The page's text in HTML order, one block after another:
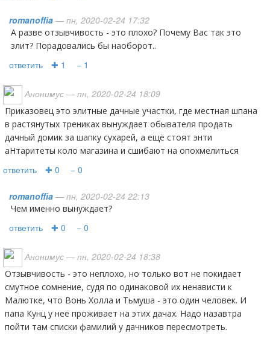
romanoffia — пн, 2020-02-24 17:32
А разве отзывчивость - это плохо? Почему Вас так это
злит? Порадовались бы наоборот..
ответить ✚ 1 − 1
Анонимус — пн, 2020-02-24 18:09
Приказовец это элитные дачные участки, где местная шпана
в растянутых трениках вынуждает обывателя продать
дачный домик за шапку сухарей, а ещё стоят энти
аНтаритеты коло магазина и сшибают на опохмелиться
ответить ✚ 0 − 0
romanoffia — пн, 2020-02-24 22:13
Чем именно вынуждает?
ответить ✚ 0 − 0
Анонимус — пн, 2020-02-24 18:38
Отзывчивость - это неплохо, но только вот не покидает
смутное сомнение, судя по одинаковой их ненависти к
Малютке, что Вонь Холла и Тьмуша - это один человек. И
папа Кунц у неё проживает на этих дачах. Надо назавтра
пойти там списки фамилий у дачников пересмотреть.